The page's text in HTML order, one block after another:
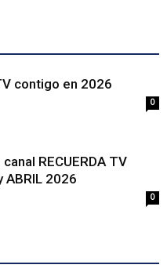
contigo en 2026
0
RECUERDA TV
ABRIL 2026
0